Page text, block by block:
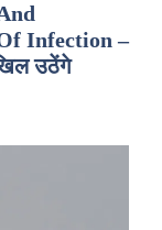
Infection –
उठेंगे